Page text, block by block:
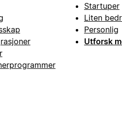
Startuper
Liten
Personlig
Utforsk